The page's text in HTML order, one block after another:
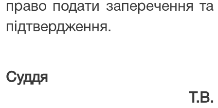
право подати заперечення та
підтвердження.
Т.В.